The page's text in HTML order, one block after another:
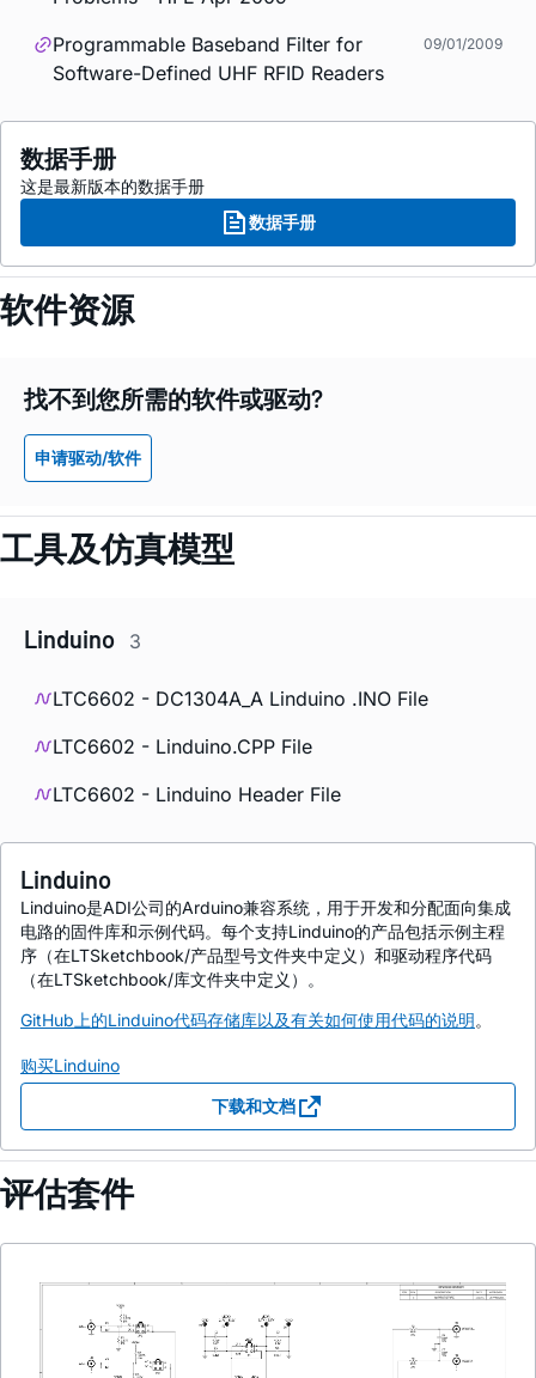
Programmable Baseband Filter for
Software-Defined UHF RFID Readers
09/01/2009
数据手册
这是最新版本的数据手册
数据手册
软件资源
找不到您所需的软件或驱动?
申请驱动/软件
工具及仿真模型
Linduino 3
LTC6602 - DC1304A_A Linduino .INO File
LTC6602 - Linduino.CPP File
LTC6602 - Linduino Header File
Linduino
Linduino是ADI公司的Arduino兼容系统，用于开发和分配面向集成
电路的固件库和示例代码。每个支持Linduino的产品包括示例主程
序（在LTSketchbook/产品型号文件夹中定义）和驱动程序代码
（在LTSketchbook/库文件夹中定义）。
GitHub上的Linduino代码存储库以及有关如何使用代码的说明。
购买Linduino
下载和文档
评估套件